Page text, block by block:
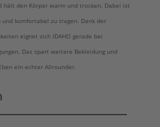
hält den Körper warm und trocken. Dabei ist
komfortabel zu tragen. Dank der
eignet sich IDAHO gerade bei
Das spart weitere Bekleidung und
ein echter Allrounder.